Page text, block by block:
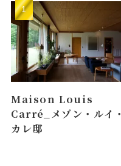
Maison Louis
Carré_メゾン・ルイ・
カレ邸